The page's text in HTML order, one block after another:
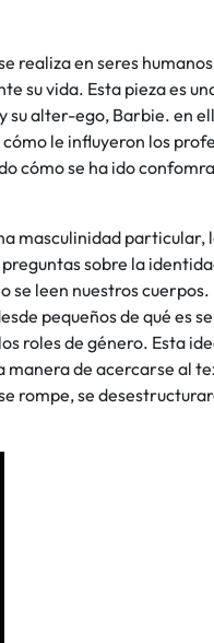
realiza en seres
su vida. Esta pieza es
su alter-ego, Barbie. en
le influyeron los
cómo se ha ido
masculinidad particular,
sobre la
se leen nuestros cuerpos.
pequeños de qué es
roles de género. Esta
manera de acercarse al
rompe, se